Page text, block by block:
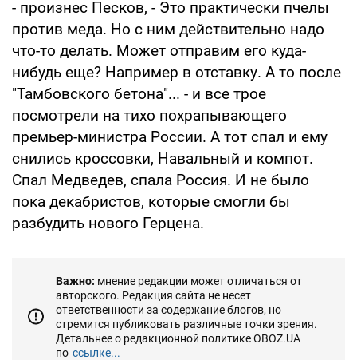
- произнес Песков, - Это практически пчелы
против меда. Но с ним действительно надо
что-то делать. Может отправим его куда-
нибудь еще? Например в отставку. А то после
"Тамбовского бетона"... - и все трое
посмотрели на тихо похрапывающего
премьер-министра России. А тот спал и ему
снились кроссовки, Навальный и компот.
Спал Медведев, спала Россия. И не было
пока декабристов, которые смогли бы
разбудить нового Герцена.
Важно: мнение редакции может отличаться от
авторского. Редакция сайта не несет
ответственности за содержание блогов, но
стремится публиковать различные точки зрения.
Детальнее о редакционной политике OBOZ.UA
по ссылке...